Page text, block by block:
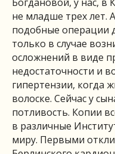
не младше трех лет.
подобные операции
только в случае
осложнений в виде
недостаточности и
гипертензии, когда
волоске. Сейчас у
потливость. Копии
в различные
миру. Первыми